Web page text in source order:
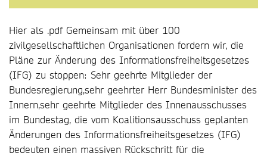
Hier als .pdf Gemeinsam mit über 100
zivilgesellschaftlichen Organisationen fordern wir, die
Pläne zur Änderung des Informationsfreiheitsgesetzes
(IFG) zu stoppen: Sehr geehrte Mitglieder der
Bundesregierung,sehr geehrter Herr Bundesminister des
Innern,sehr geehrte Mitglieder des Innenausschusses
im Bundestag, die vom Koalitionsausschuss geplanten
Änderungen des Informationsfreiheitsgesetzes (IFG)
bedeuten einen massiven Rückschritt für die